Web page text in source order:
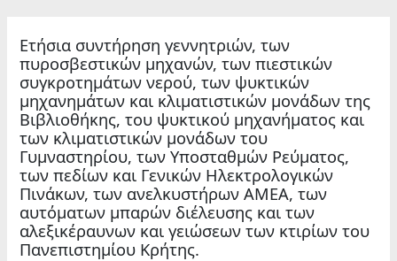
Ετήσια συντήρηση γεννητριών, των
πυροσβεστικών μηχανών, των πιεστικών
συγκροτημάτων νερού, των ψυκτικών
μηχανημάτων και κλιματιστικών μονάδων της
Βιβλιοθήκης, του ψυκτικού μηχανήματος και
των κλιματιστικών μονάδων του
Γυμναστηρίου, των Υποσταθμών Ρεύματος,
των πεδίων και Γενικών Ηλεκτρολογικών
Πινάκων, των ανελκυστήρων ΑΜΕΑ, των
αυτόματων μπαρών διέλευσης και των
αλεξικέραυνων και γειώσεων των κτιρίων του
Πανεπιστημίου Κρήτης.